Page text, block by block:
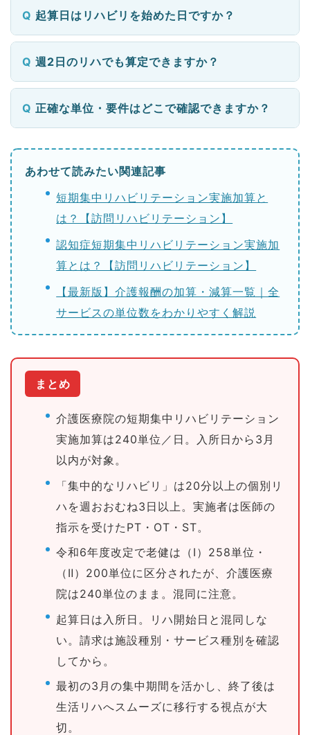
起算日はリハビリを始めた日ですか？
週2日のリハでも算定できますか？
正確な単位・要件はどこで確認できますか？
あわせて読みたい関連記事
短期集中リハビリテーション実施加算と
は？【訪問リハビリテーション】
認知症短期集中リハビリテーション実施加
算とは？【訪問リハビリテーション】
【最新版】介護報酬の加算・減算一覧｜全
サービスの単位数をわかりやすく解説
まとめ
介護医療院の短期集中リハビリテーション
実施加算は240単位／日。入所日から3月
以内が対象。
「集中的なリハビリ」は20分以上の個別リ
ハを週おおむね3日以上。実施者は医師の
指示を受けたPT・OT・ST。
令和6年度改定で老健は（Ⅰ）258単位・
（Ⅱ）200単位に区分されたが、介護医療
院は240単位のまま。混同に注意。
起算日は入所日。リハ開始日と混同しな
い。請求は施設種別・サービス種別を確認
してから。
最初の3月の集中期間を活かし、終了後は
生活リハへスムーズに移行する視点が大
切。